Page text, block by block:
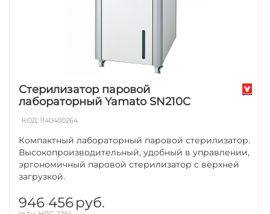
Стерилизатор паровой
лабораторный Yamato SN210C
КОД:1140400264
Компактный лабораторный паровой стерилизатор.
Высокопроизводительный, удобный в управлении,
эргономичный паровой стерилизатор с верхней
загрузкой.
946 456руб.